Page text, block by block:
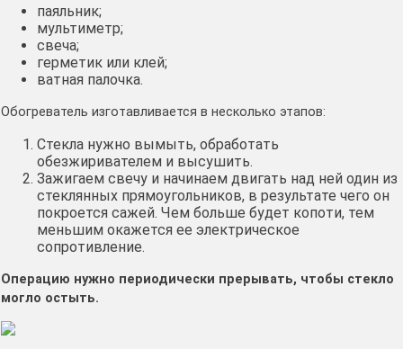
паяльник;
мультиметр;
свеча;
герметик или клей;
ватная палочка.
Обогреватель изготавливается в несколько этапов:
Стекла нужно вымыть, обработать
обезжиривателем и высушить.
Зажигаем свечу и начинаем двигать над ней один из
стеклянных прямоугольников, в результате чего он
покроется сажей. Чем больше будет копоти, тем
меньшим окажется ее электрическое
сопротивление.
Операцию нужно периодически прерывать, чтобы стекло
могло остыть.